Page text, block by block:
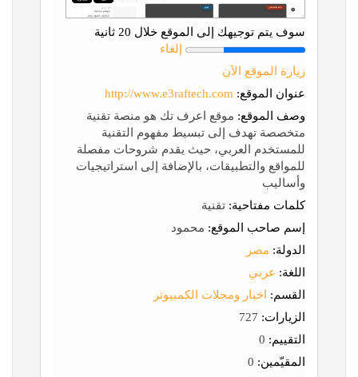
سوف يتم توجيهك إلى الموقع خلال 20 ثانية
إلغاء
زيارة الموقع الآن
عنوان الموقع: http://www.e3raftech.com
وصف الموقع: موقع اعرف تك هو منصة تقنية
متخصصة تهدف إلى تبسيط مفهوم التقنية
للمستخدم العربي، حيث يقدم شروحات مفصلة
للمواقع والتطبيقات، بالإضافة إلى استراتيجيات
وأساليب
كلمات مفتاحية: تقنية
إسم صاحب الموقع: محمود
الدولة: مصر
اللغة: عربي
القسم:
اخبار ومجلات الكمبيوتر
الزيارات:
التقييم:
المقيّمين: